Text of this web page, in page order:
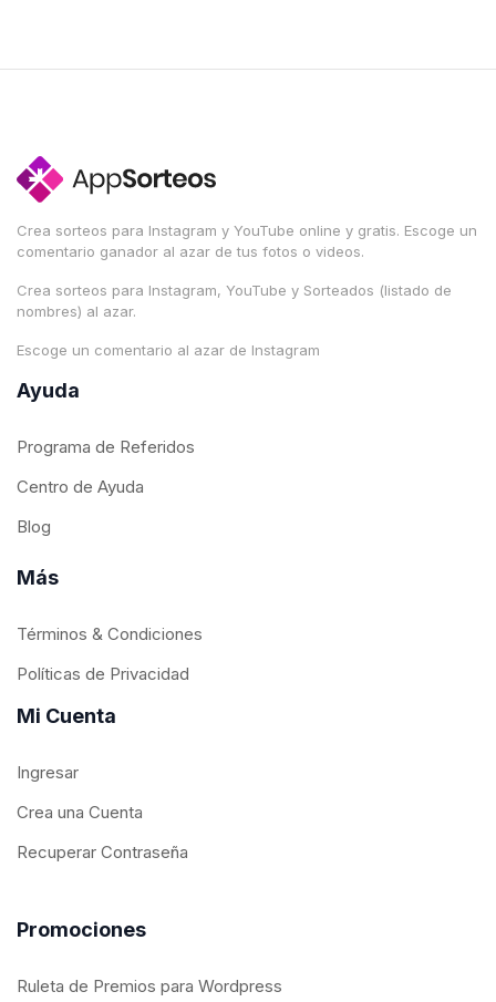
Crea sorteos para Instagram y YouTube online y gratis. Escoge un
comentario ganador al azar de tus fotos o videos.
Crea sorteos para Instagram, YouTube y Sorteados (listado de
nombres) al azar.
Escoge un comentario al azar de Instagram
Ayuda
Programa de Referidos
Centro de Ayuda
Blog
Más
Términos & Condiciones
Políticas de Privacidad
Mi Cuenta
Ingresar
Crea una Cuenta
Recuperar Contraseña
Promociones
Ruleta de Premios para Wordpress